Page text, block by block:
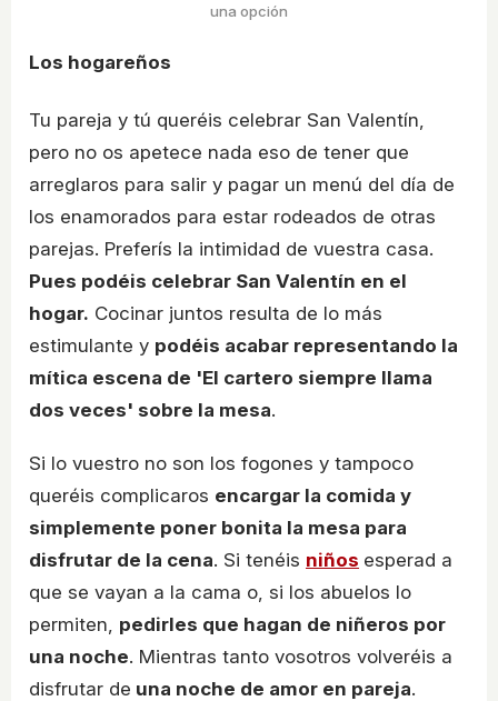
una opción
Los hogareños
Tu pareja y tú queréis celebrar San Valentín,
pero no os apetece nada eso de tener que
arreglaros para salir y pagar un menú del día de
los enamorados para estar rodeados de otras
parejas. Preferís la intimidad de vuestra casa.
Pues podéis celebrar San Valentín en el
hogar. Cocinar juntos resulta de lo más
estimulante y podéis acabar representando la
mítica escena de 'El cartero siempre llama
dos veces' sobre la mesa.
Si lo vuestro no son los fogones y tampoco
queréis complicaros encargar la comida y
simplemente poner bonita la mesa para
disfrutar de la cena. Si tenéis niños esperad a
que se vayan a la cama o, si los abuelos lo
permiten, pedirles que hagan de niñeros por
una noche. Mientras tanto vosotros volveréis a
disfrutar de una noche de amor en pareja.